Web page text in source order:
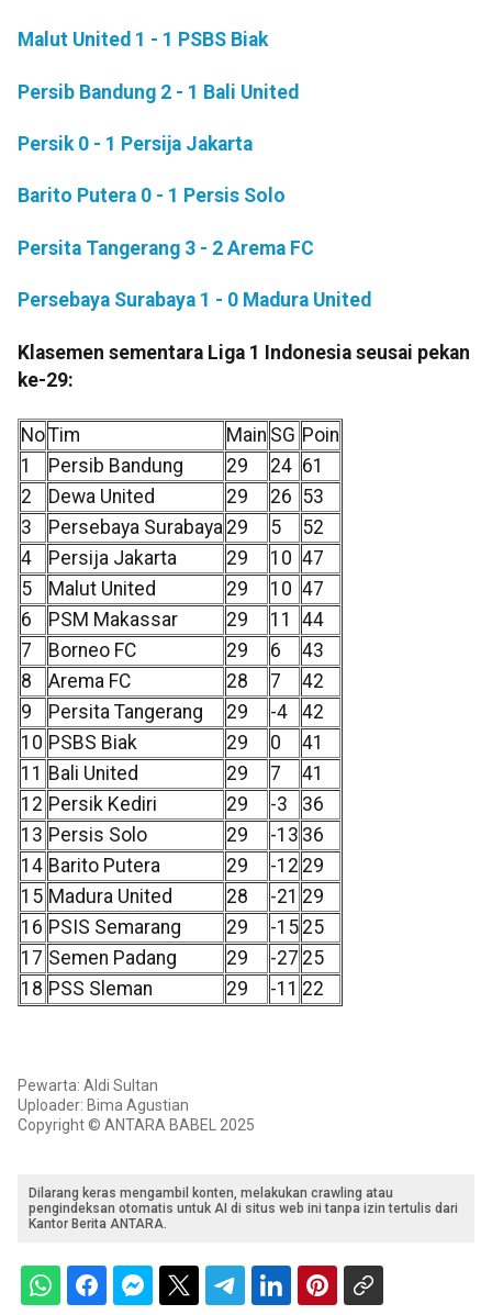
Malut United 1 - 1 PSBS Biak
Persib Bandung 2 - 1 Bali United
Persik 0 - 1 Persija Jakarta
Barito Putera 0 - 1 Persis Solo
Persita Tangerang 3 - 2 Arema FC
Persebaya Surabaya 1 - 0 Madura United
Klasemen sementara Liga 1 Indonesia seusai pekan
ke-29:
NoTim Main SG Poin
1
Persib Bandung 29 24 61
2
Dewa United 29 26 53
3
Persebaya Surabaya 29 5
52
4
Persija Jakarta 29 10 47
5
Malut United 29 10 47
6
PSM Makassar 29 11
44
7
Borneo FC 29 6
43
8
Arema FC 28 7
42
9
Persita Tangerang 29 -4
42
10 PSBS Biak 29 0
41
11 Bali United 29 7
41
12 Persik Kediri 29 -3
36
13 Persis Solo 29 -13 36
14 Barito Putera 29 -12 29
15 Madura United 28 -21 29
16 PSIS Semarang 29 -15 25
17 Semen Padang 29 -27 25
18 PSS Sleman 29 -11 22
Pewarta: Aldi Sultan
Uploader: Bima Agustian
Copyright © ANTARA BABEL 2025
Dilarang keras mengambil konten, melakukan crawling atau
pengindeksan otomatis untuk AI di situs web ini tanpa izin tertulis dari
Kantor Berita ANTARA.